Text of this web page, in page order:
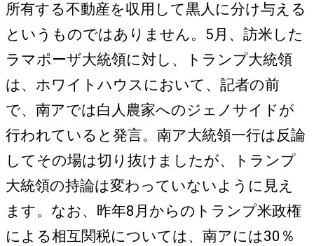
所有する不動産を収用して黒人に分け与える
というものではありません。5月、訪米した
ラマポーザ大統領に対し、トランプ大統領
は、ホワイトハウスにおいて、記者の前
で、南アでは白人農家へのジェノサイドが
行われていると発言。南ア大統領一行は反論
してその場は切り抜けましたが、トランプ
大統領の持論は変わっていないように見え
ます。なお、昨年8月からのトランプ米政権
による相互関税については、南アには30％